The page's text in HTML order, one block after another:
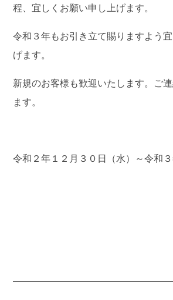
程、宜しくお願い申し上げます。
令和３年もお引き立て賜りますよう
げます。
新規のお客様も歓迎いたします。ご
ます。
令和２年１２月３０日（水）～令和３